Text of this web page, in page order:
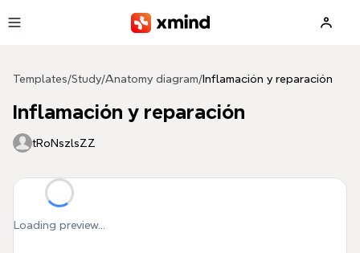
Templates/Study/Anatomy diagram/ Inflamación y reparación
Inflamación y reparación
tRoNszlsZZ
Loading preview...